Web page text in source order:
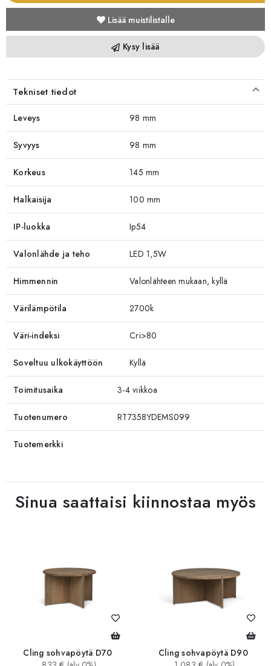
Lisää muistilistalle
Kysy lisää
Tekniset tiedot
Leveys 98 mm
Syvyys 98 mm
Korkeus 145 mm
Halkaisija 100 mm
IP-luokka Ip54
Valonlähde ja teho LED 1,5W
Himmennin Valonlähteen mukaan, kyllä
Värilämpötila 2700k
Väri-indeksi Cri>80
Soveltuu ulkokäyttöön Kyllä
Toimitusaika 3-4 viikkoa
Tuotenumero RT7358YDEMS099
Tuotemerkki
Sinua saattaisi kiinnostaa myös
Cling sohvapöytä D70
Cling sohvapöytä D90